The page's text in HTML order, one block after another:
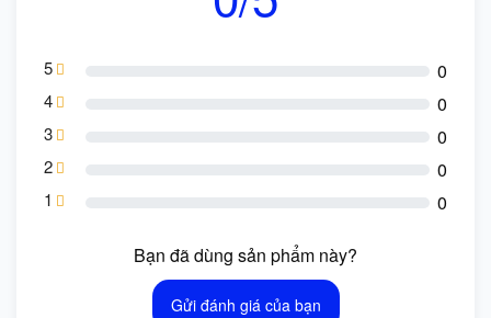
5 0
4 0
3 0
2 0
1 0
Bạn đã dùng sản phẩm này?
Gửi đánh giá của bạn